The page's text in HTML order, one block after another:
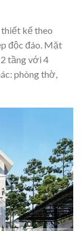
thiết kế theo
độc đáo. Mặt
tầng với 4
phòng thờ,